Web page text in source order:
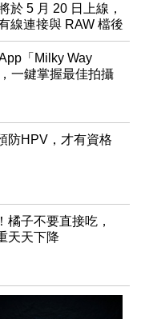
於 5 月 20 日上線，
線連接與 RAW 檔後
「Milky Way
一鍵掌握最佳拍攝
防HPV，才有資格
橘子不要直接吃，
天天下降